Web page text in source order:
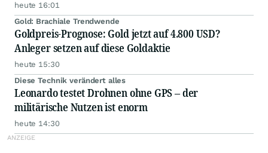
heute 16:01
Gold: Brachiale Trendwende
Goldpreis-Prognose: Gold jetzt auf 4.800 USD?
Anleger setzen auf diese Goldaktie
heute 15:30
Diese Technik verändert alles
Leonardo testet Drohnen ohne GPS – der
militärische Nutzen ist enorm
heute 14:30